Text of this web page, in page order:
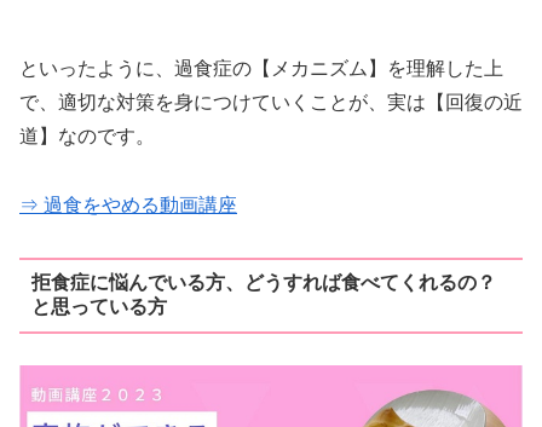
といったように、過食症の【メカニズム】を理解した上
で、適切な対策を身につけていくことが、実は【回復の近
道】なのです。
⇒ 過食をやめる動画講座
拒食症に悩んでいる方、どうすれば食べてくれるの？
と思っている方